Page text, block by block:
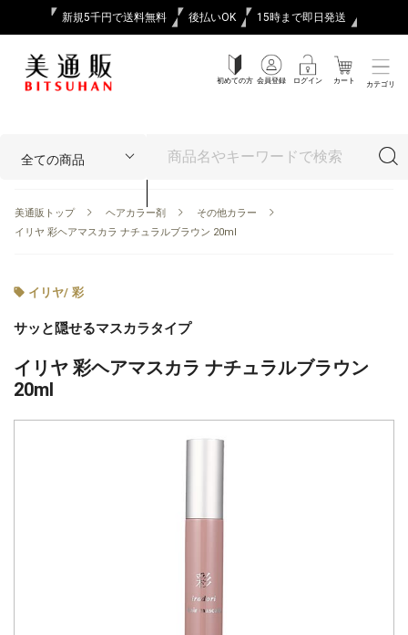
新規5千円で送料無料 後払いOK 15時まで即日発送
初めての方 会員登録 ログイン カート カテゴリ
美通販トップ ヘアカラー剤
その他カラー
イリヤ 彩ヘアマスカラ ナチュラルブラウン 20ml
イリヤ/ 彩
サッと隠せるマスカラタイプ
イリヤ 彩ヘアマスカラ ナチュラルブラウン
20ml